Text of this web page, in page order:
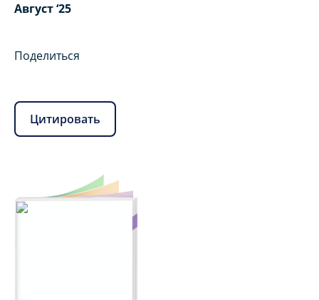
Август ‘25
Поделиться
Цитировать